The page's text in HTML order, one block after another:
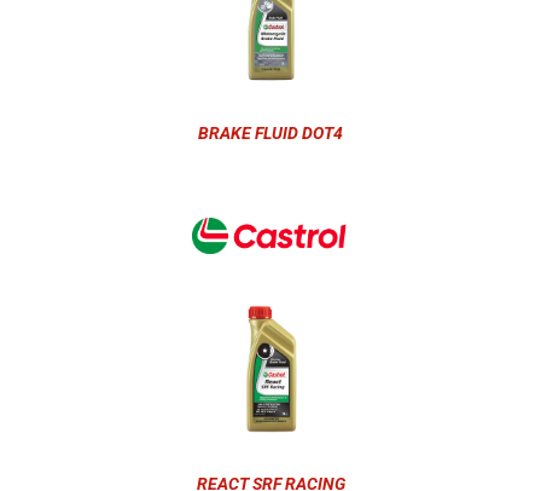
BRAKE FLUID DOT4
REACT SRF RACING